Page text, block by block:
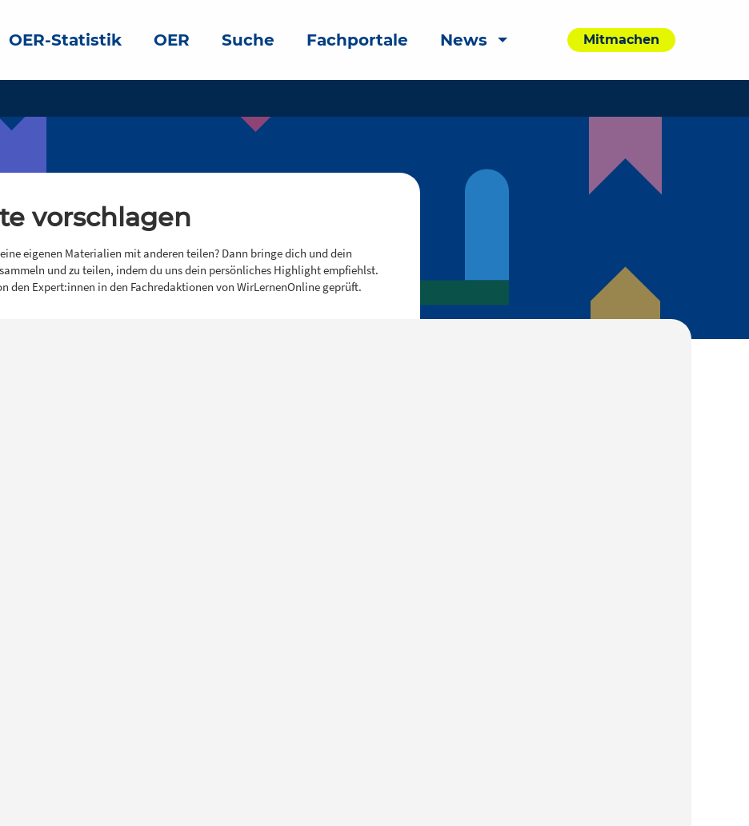
OER-Statistik OER Suche Fachportale News Mitmachen
vorschlagen
eigenen Materialien mit anderen teilen? Dann bringe dich und dein
und zu teilen, indem du uns dein persönliches Highlight empfiehlst.
den Expert:innen in den Fachredaktionen von WirLernenOnline geprüft.